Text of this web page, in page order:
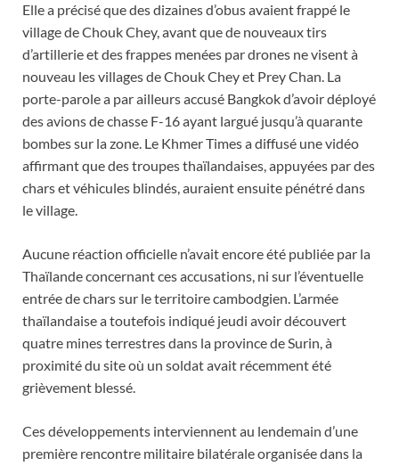
Elle a précisé que des dizaines d’obus avaient frappé le
village de Chouk Chey, avant que de nouveaux tirs
d’artillerie et des frappes menées par drones ne visent à
nouveau les villages de Chouk Chey et Prey Chan. La
porte-parole a par ailleurs accusé Bangkok d’avoir déployé
des avions de chasse F-16 ayant largué jusqu’à quarante
bombes sur la zone. Le Khmer Times a diffusé une vidéo
affirmant que des troupes thaïlandaises, appuyées par des
chars et véhicules blindés, auraient ensuite pénétré dans
le village.
Aucune réaction officielle n’avait encore été publiée par la
Thaïlande concernant ces accusations, ni sur l’éventuelle
entrée de chars sur le territoire cambodgien. L’armée
thaïlandaise a toutefois indiqué jeudi avoir découvert
quatre mines terrestres dans la province de Surin, à
proximité du site où un soldat avait récemment été
grièvement blessé.
Ces développements interviennent au lendemain d’une
première rencontre militaire bilatérale organisée dans la